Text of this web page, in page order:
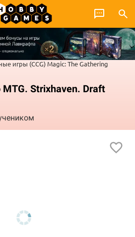
игры (CCG) Magic: The Gathering
Strixhaven. Draft